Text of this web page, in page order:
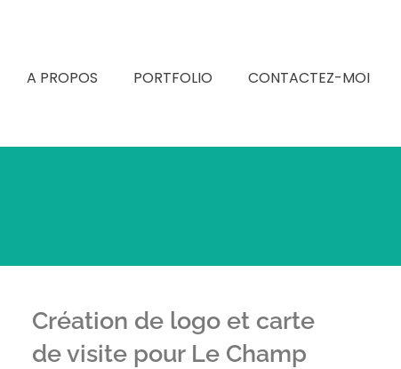
A PROPOS PORTFOLIO CONTACTEZ-MOI
Création de logo et carte
de visite pour Le Champ